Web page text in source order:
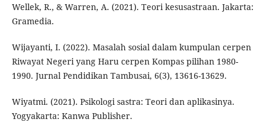
Wellek, R., & Warren, A. (2021). Teori kesusastraan. Jakarta:
Gramedia.
Wijayanti, I. (2022). Masalah sosial dalam kumpulan cerpen
Riwayat Negeri yang Haru cerpen Kompas pilihan 1980-
1990. Jurnal Pendidikan Tambusai, 6(3), 13616-13629.
Wiyatmi. (2021). Psikologi sastra: Teori dan aplikasinya.
Yogyakarta: Kanwa Publisher.